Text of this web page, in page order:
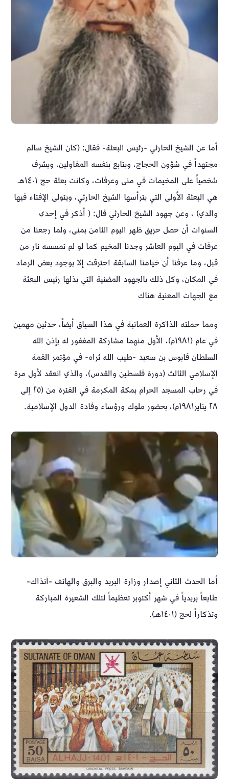
أما عن الشيخ الحارثي -رئيس البعثة- فقال: (كان الشيخ سالم
مجتهداً في شؤون الحجاج، ويتابع بنفسه المقاولين، ويشرف
شخصياً على المخيمات في منى وعرفات، وكانت بعثة حج ١٤٠١هـ
هي البعثة الأولى التي يترأسها الشيخ الحارثي، ويتولى الإفتاء فيها
والدي) ، وعن جهود الشيخ الحارثي قال: ( أذكر في إحدى
السنوات أن حصل حريق ظهر اليوم الثامن بمنى، ولما رجعنا من
عرفات في اليوم العاشر وجدنا المخيم كما لو لم تمسسه نار من
قبل، وما عرفنا أن خيامنا السابقة احترقت إلا بوجود بعض الرماد
في المكان، وكل ذلك بالجهود المضنية التي بذلها رئيس البعثة
مع الجهات المعنية هناك
ومما حملته الذاكرة العمانية في هذا السياق أيضاً، حدثين مهمين
في عام (١٩٨١م)، الأول منهما مشاركة المغفور له بإذن الله
السلطان قابوس بن سعيد -طيب الله ثراه- في مؤتمر القمة
الإسلامي الثالث (دورة فلسطين والقدس)، والذي انعقد لأول مرة
في رحاب المسجد الحرام بمكة المكرمة في الفترة من (٢٥ إلى
٢٨ يناير١٩٨١م)، بحضور ملوك ورؤساء وقادة الدول الإسلامية.
أما الحدث الثاني إصدار وزارة البريد والبرق والهاتف -آنذاك-
طابعاً بريدياً في شهر أكتوبر تعظيماً لتلك الشعيرة المباركة
وتذكاراً لحج (١٤٠١هـ).